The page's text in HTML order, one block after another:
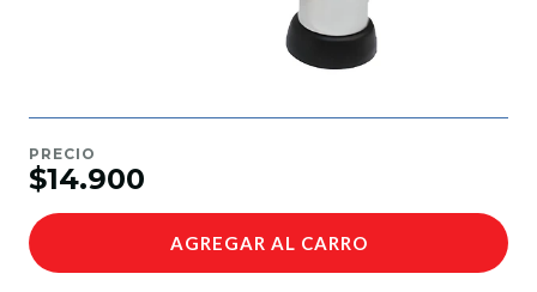
PRECIO
$14.900
AGREGAR AL CARRO